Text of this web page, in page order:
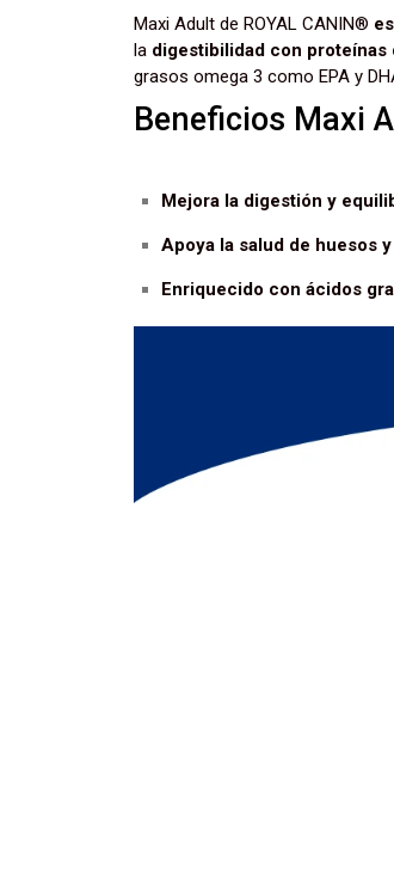
Maxi Adult de ROYAL CANIN®
la digestibilidad con proteínas
grasos omega 3 como EPA y
Beneficios Maxi
Mejora la digestión y
Apoya la salud de huesos
Enriquecido con ácidos